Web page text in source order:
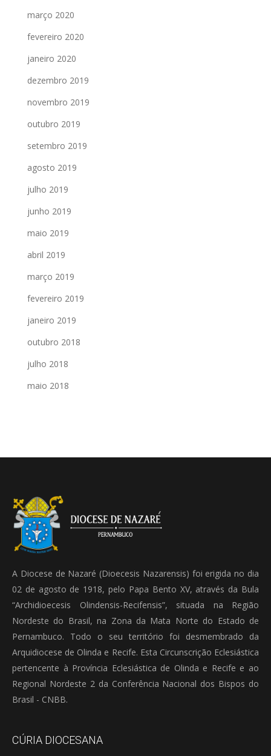
março 2020
fevereiro 2020
janeiro 2020
dezembro 2019
novembro 2019
outubro 2019
setembro 2019
agosto 2019
julho 2019
junho 2019
maio 2019
abril 2019
março 2019
fevereiro 2019
janeiro 2019
outubro 2018
julho 2018
maio 2018
A Diocese de Nazaré (Dioecesis Nazarensis) foi erigida no dia
02 de agosto de 1918, pelo Papa Bento XV, através da Bula
“Archidioecesis Olindensis-Recifensis”, situada na Região
Nordeste do Brasil, na Zona da Mata Norte do Estado de
Pernambuco. Todo o seu território foi desmembrado da
Arquidiocese de Olinda e Recife. Esta Circunscrição Eclesiástica
pertencente à Província Eclesiástica de Olinda e Recife e ao
Regional Nordeste 2 da Conferência Nacional dos Bispos do
Brasil - CNBB.
CÚRIA DIOCESANA